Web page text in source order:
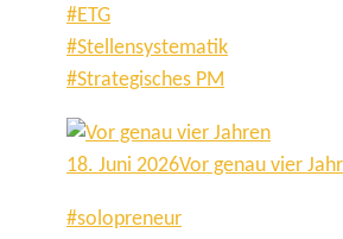
#ETG
#Stellensystematik
#Strategisches PM
18. Juni 2026Vor genau vier
#solopreneur